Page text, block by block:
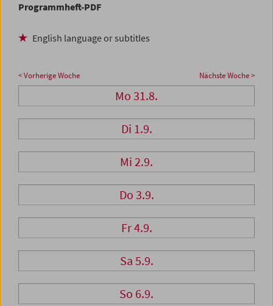
Programmheft-PDF
English language or subtitles
< Vorherige Woche Nächste Woche >
Mo 31.8.
Di 1.9.
Mi 2.9.
Do 3.9.
Fr 4.9.
Sa 5.9.
So 6.9.